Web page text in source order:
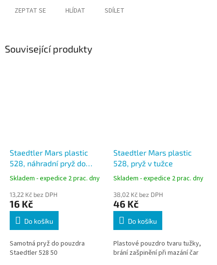
ZEPTAT SE HLÍDAT SDÍLET
Související produkty
Staedtler Mars plastic
528, náhradní pryž do
mazací tužky
Skladem - expedice 2 prac. dny
13,22 Kč bez DPH
16 Kč
Do košíku
Samotná pryž do pouzdra
Staedtler 528 50
Staedtler Mars plastic
528, pryž v tužce
Skladem - expedice 2 prac. dny
38,02 Kč bez DPH
46 Kč
Do košíku
Plastové pouzdro tvaru tužky,
brání zašpinění při mazání čar